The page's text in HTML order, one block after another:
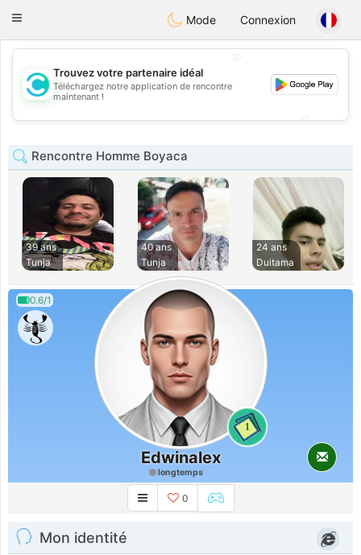
olombiaCitas
Toggle
Mode Connexion
💖
💕
Trouvez votre partenaire idéal
Téléchargez notre application de rencontre
maintenant !
Rencontre Homme Boyaca
39 ans
Tunja
40 ans
Tunja
24 ans
Duitama
0.6/1
1
Edwinalex
longtemps
0
Mon identité